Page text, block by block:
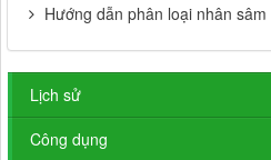
Hướng dẫn phân loại nhân sâm
Lịch sử
Công dụng